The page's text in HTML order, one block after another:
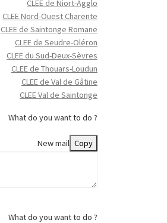
CLEE de Niort-Agglo
CLEE Nord-Ouest Charente
CLEE de Saintonge Romane
CLEE de Seudre-Oléron
CLEE du Sud-Deux-Sèvres
CLEE de Thouars-Loudun
CLEE de Val de Gâtine
CLEE Val de Saintonge
What do you want to do ?
New mail Copy
What do you want to do ?